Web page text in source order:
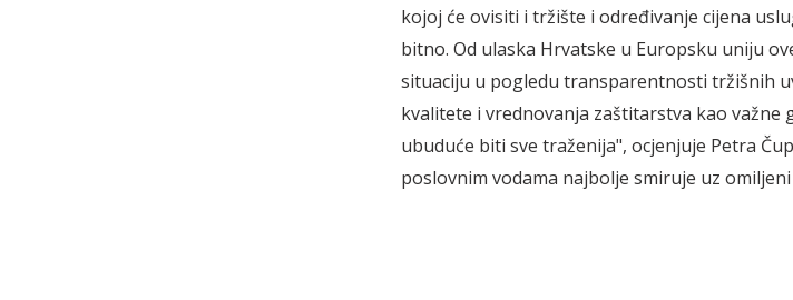
kojoj će ovisiti i tržište i određivanje cijena
bitno. Od ulaska Hrvatske u Europsku uniju
situaciju u pogledu transparentnosti tržišnih
kvalitete i vrednovanja zaštitarstva kao važne
ubuduće biti sve traženija", ocjenjuje Petra
poslovnim vodama najbolje smiruje uz